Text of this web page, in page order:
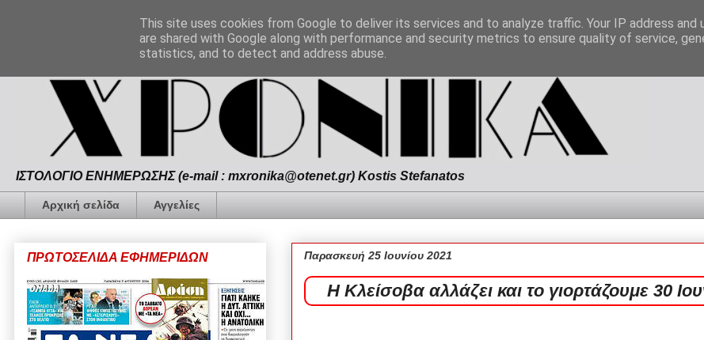
ΙΣΤΟΛΟΓΙΟ ΕΝΗΜΕΡΩΣΗΣ (e-mail : mxronika@otenet.gr) Kostis Stefanatos
Αρχική σελίδα Αγγελίες
Παρασκευή 25 Ιουνίου 2021
Η Κλείσοβα αλλάζει και το γιορτάζουμε 30
ΠΡΩΤΟΣΕΛΙΔΑ ΕΦΗΜΕΡΙΔΩΝ
This site uses cookies from Google to deliver its services and to analyze traffic. Your IP address and
are shared with Google along with performance and security metrics to ensure quality of service,
statistics, and to detect and address abuse.